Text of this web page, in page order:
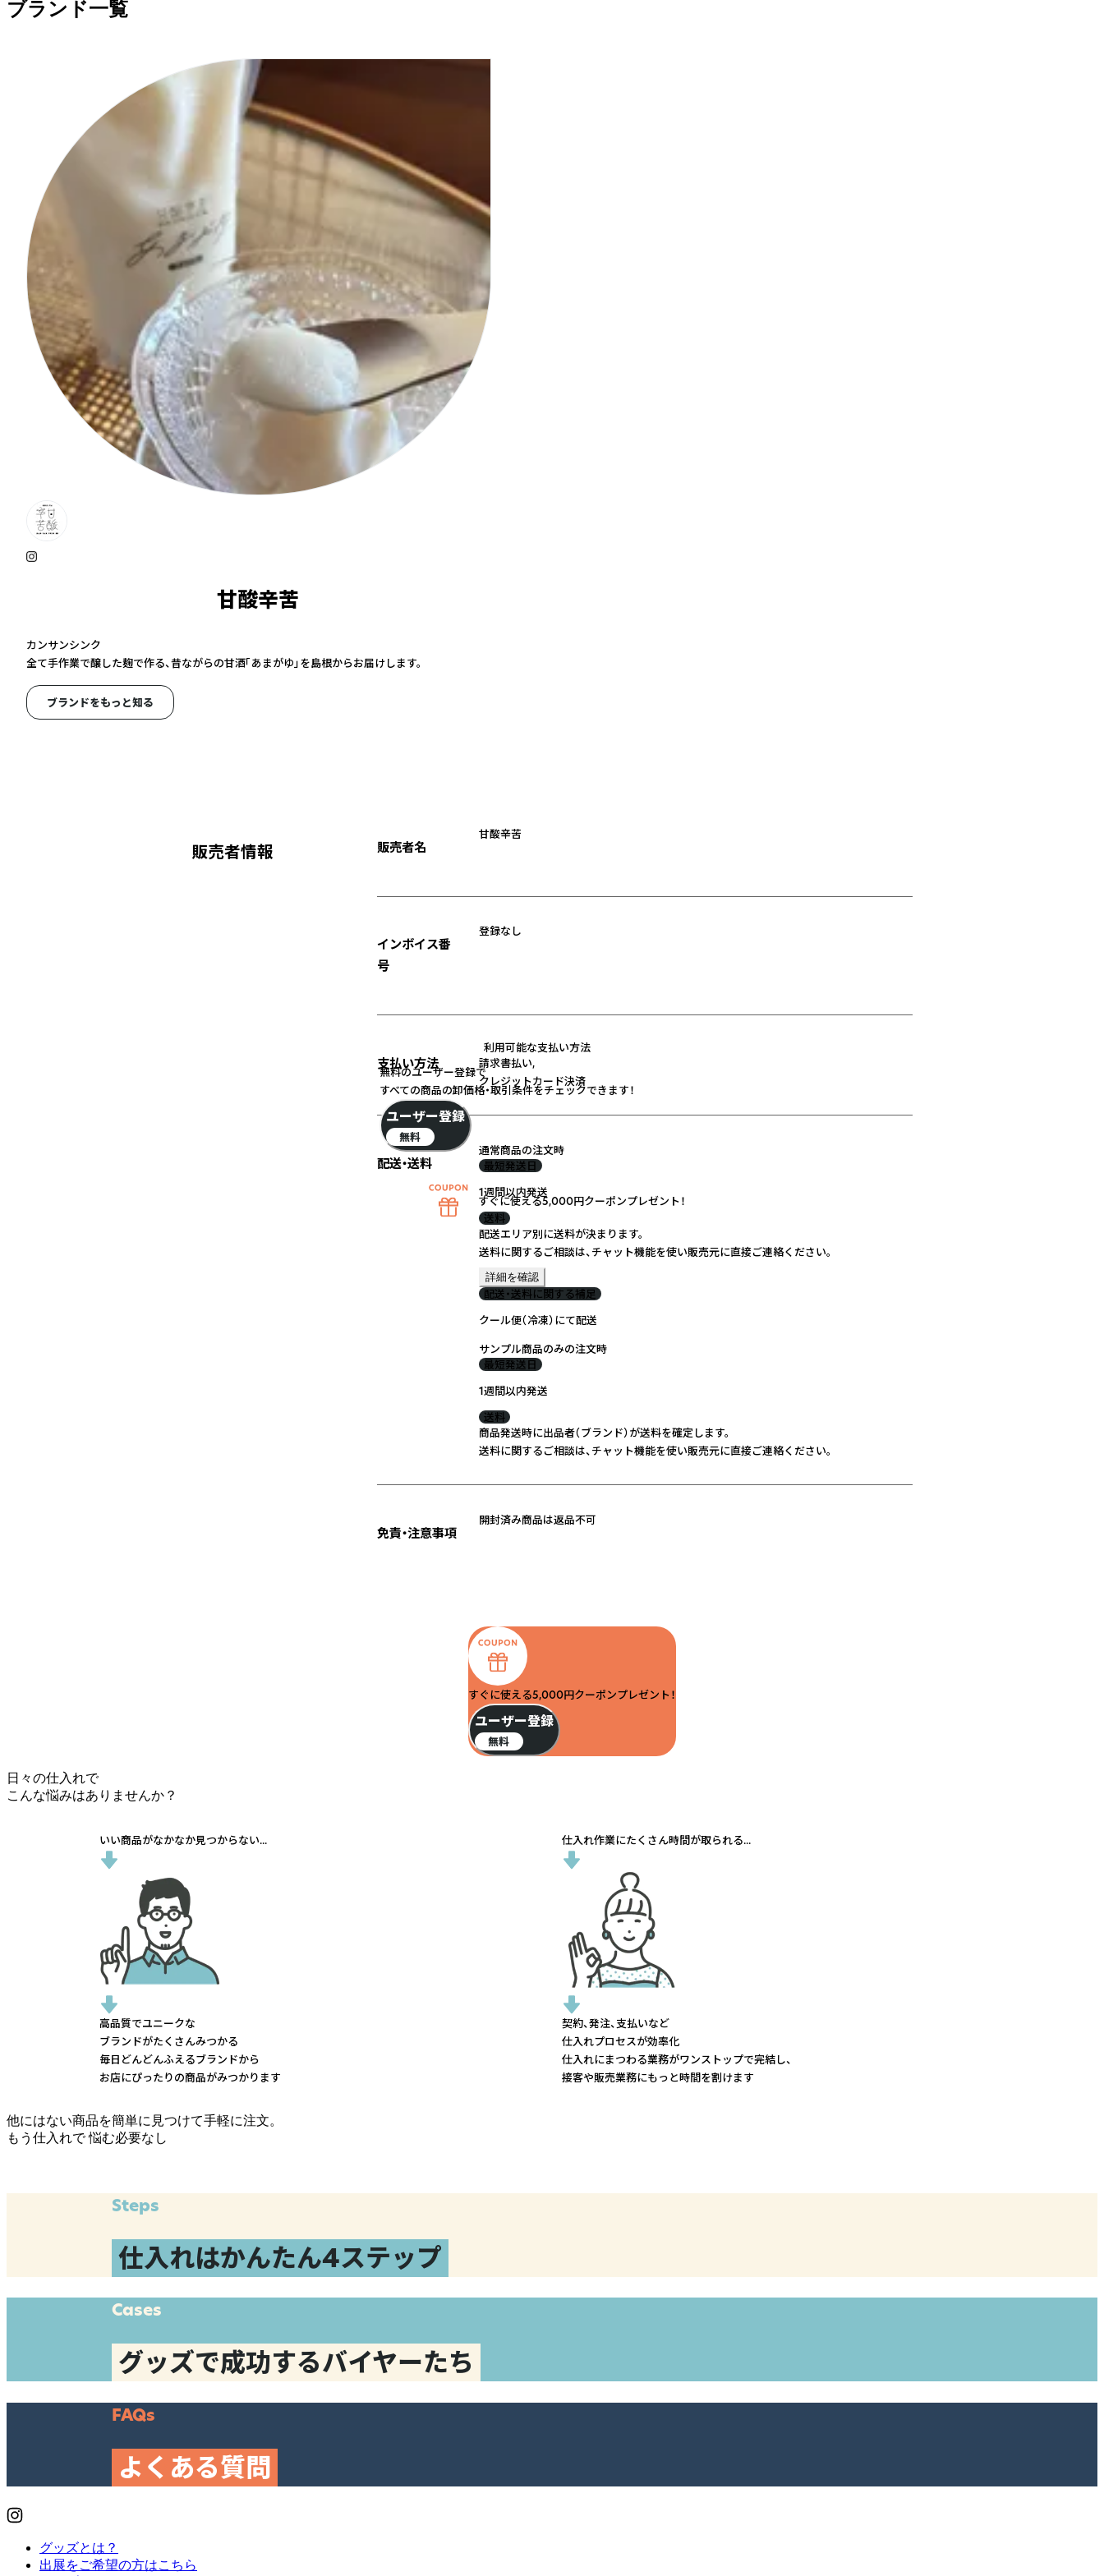
ブランド一覧
甘酸辛苦
カンサンシンク
全て手作業で醸した麹で作る、昔ながらの甘酒「あまがゆ」を島根からお届けします。
ブランドをもっと知る
販売者情報 販売者名
甘酸辛苦
インボイス番
号
登録なし
支払い方法
利用可能な支払い方法
請求書払い,
クレジットカード決済
配送・送料
通常商品の注文時
最短発送日
1週間以内発送
送料
配送エリア別に送料が決まります。
送料に関するご相談は、チャット機能を使い販売元に直接ご連絡ください。
詳細を確認
配送・送料に関する補足
クール便（冷凍）にて配送
サンプル商品のみの注文時
最短発送日
1週間以内発送
送料
商品発送時に出品者（ブランド）が送料を確定します。
送料に関するご相談は、チャット機能を使い販売元に直接ご連絡ください。
免責・注意事項
開封済み商品は返品不可
すぐに使える5,000円クーポンプレゼント！
ユーザー登録
無料
日々の仕入れで
こんな悩みはありませんか？
いい商品がなかなか見つからない...
高品質でユニークな
ブランドがたくさんみつかる
毎日どんどんふえるブランドから
お店にぴったりの商品がみつかります
仕入れ作業にたくさん時間が取られる...
契約、発注、支払いなど
仕入れプロセスが効率化
仕入れにまつわる業務がワンストップで完結し、
接客や販売業務にもっと時間を割けます
他にはない商品を簡単に見つけて手軽に注文。
もう仕入れで悩む必要なし
Steps
仕入れはかんたん4ステップ
Cases
グッズで成功するバイヤーたち
FAQs
よくある質問
無料のユーザー登録で
すべての商品の卸価格・取引条件をチェックできます！
ユーザー登録
無料
すぐに使える5,000円クーポンプレゼント！
グッズとは？
出展をご希望の方はこちら